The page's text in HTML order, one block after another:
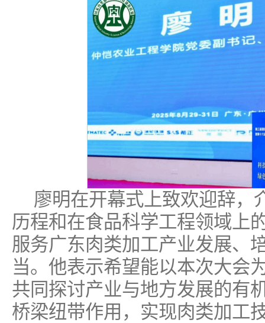
廖明在开幕式上致欢迎辞，
历程和在食品科学工程领域上
服务广东肉类加工产业发展、
当。他表示希望能以本次大会
共同探讨产业与地方发展的有
桥梁纽带作用，实现肉类加工